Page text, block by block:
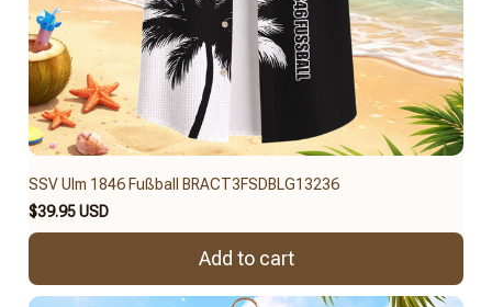
SSV Ulm 1846 Fußball BRACT3FSDBLG13236
$39.95 USD
Add to cart